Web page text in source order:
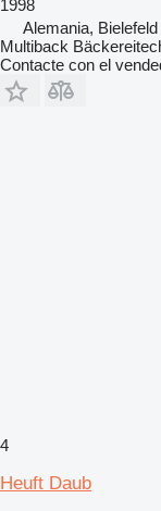
1998
Alemania, Bielefeld
Multiback
Contacte con el
4
Heuft Daub